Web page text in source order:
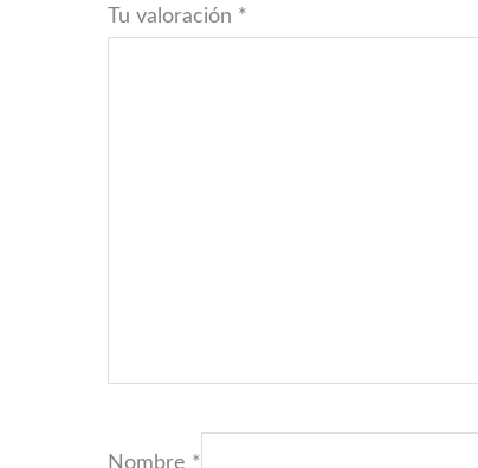
Tu valoración *
Nombre *